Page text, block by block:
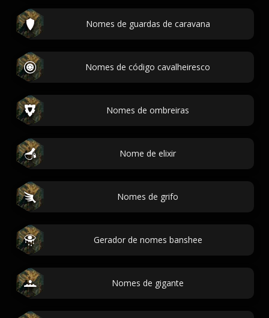
Nomes de guardas de caravana
Nomes de código cavalheiresco
Nomes de ombreiras
Nome de elixir
Nomes de grifo
Gerador de nomes banshee
Nomes de gigante